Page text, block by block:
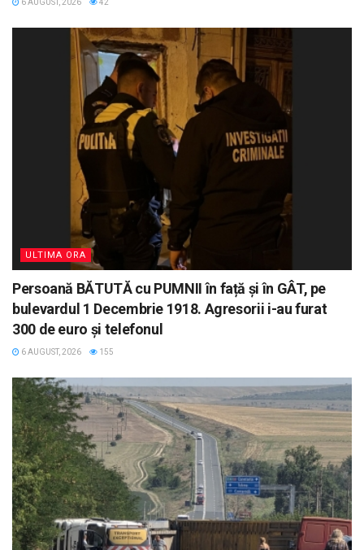
ULTIMA ORA
Persoană BĂTUTĂ cu PUMNII în față și în GÂT, pe
bulevardul 1 Decembrie 1918. Agresorii i-au furat
300 de euro și telefonul
6 AUGUST, 2026 155